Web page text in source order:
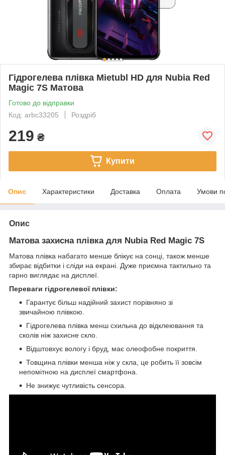
Гідрогелева плівка Mietubl HD для Nubia Red
Magic 7S Матова
Готово до відправки
Код: arbc33205
Роздріб
219 ₴
Купити
Опис Характеристики Доставка Оплата Умови
Опис
Матова захисна плівка для Nubia Red Magic 7S
Матова плівка набагато менше блікує на сонці, також менше
збирає відбитки і сліди на екрані. Дуже приємна тактильно та
гарно виглядає на дисплеї.
Переваги гідрогелевої плівки:
Гарантує більш надійний захист порівняно зі
звичайною плівкою.
Гідрогелева плівка менш схильна до відклеювання та
сколів ніж захисне скло.
Відштовхує вологу і бруд, має олеофобне покриття.
Товщина плівки менша ніж у скла, це робить її зовсім
непомітною на дисплеї смартфона.
Не знижує чутливість сенсора.